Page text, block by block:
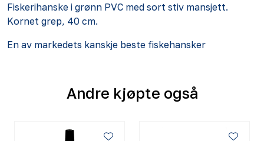
Fiskerihanske i grønn PVC med sort stiv mansjett.
Kornet grep, 40 cm.
En av markedets kanskje beste fiskehansker
Andre kjøpte også